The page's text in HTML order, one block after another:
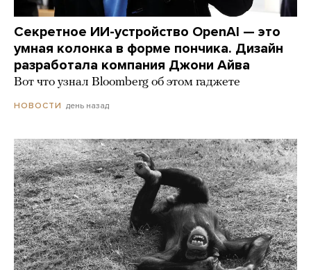
Секретное ИИ-устройство OpenAI — это
умная колонка в форме пончика. Дизайн
разработала компания Джони Айва
Вот что узнал Bloomberg об этом гаджете
НОВОСТИ день назад